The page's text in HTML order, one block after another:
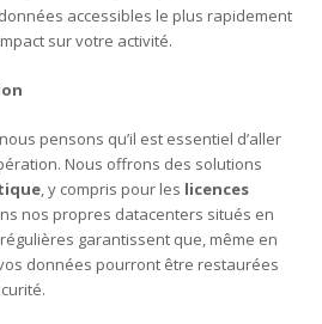
accessibles le plus rapidement
sur votre activité.
pensons qu’il est essentiel d’aller
Nous offrons des solutions
, y compris pour les licences
nos propres datacenters situés en
garantissent que, même en
données pourront être restaurées